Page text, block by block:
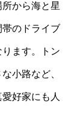
から海と星
のドライブ
ます。トン
小路など、
好家にも人